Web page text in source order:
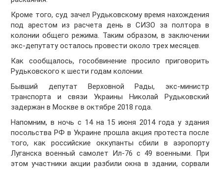
Кроме того, суд зачел Рудьковскому время нахождения
под арестом из расчета день в СИЗО за полтора в
колонии общего режима. Таким образом, в заключении
экс-депутату осталось провести около трех месяцев.
Как сообщалось, гособвинение просило приговорить
Рудьковского к шести годам колонии.
Бывший депутат Верховной Рады, экс-министр
транспорта и связи Украины Николай Рудьковский
задержан в Москве в октябре 2018 года.
Напомним, в ночь с 14 на 15 июня 2014 года у здания
посольства РФ в Украине прошла акция протеста после
того, как российские оккупанты сбили в аэропорту
Луганска военный самолет Ил-76 с 49 военными. При
этом участники акции разбили окна в здании, сорвали